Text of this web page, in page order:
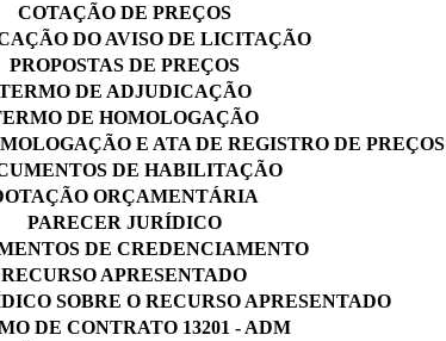
COTAÇÃO DE PREÇOS
DO AVISO DE LICITAÇÃO
PROPOSTAS DE PREÇOS
DE ADJUDICAÇÃO
DE HOMOLOGAÇÃO
E ATA DE REGISTRO DE PREÇOS
DE HABILITAÇÃO
ORÇAMENTÁRIA
PARECER JURÍDICO
DE CREDENCIAMENTO
RECURSO APRESENTADO
SOBRE O RECURSO APRESENTADO
DE CONTRATO 13201 - ADM